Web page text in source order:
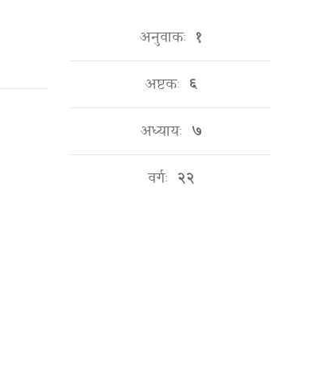
अनुवाकः १
अष्टकः ६
अध्यायः ७
वर्गः २२